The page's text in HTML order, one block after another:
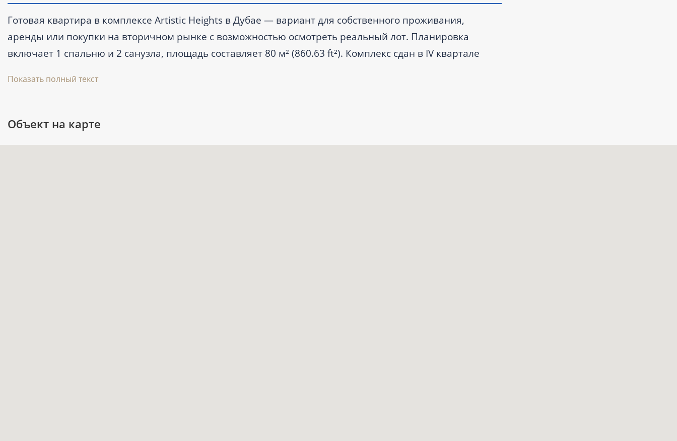
Готовая квартира в комплексе Artistic Heights в Дубае — вариант для собственного проживания,
аренды или покупки на вторичном рынке с возможностью осмотреть реальный лот. Планировка
включает 1 спальню и 2 санузла, площадь составляет 80 м² (860.63 ft²). Комплекс сдан в IV квартале
бассейн, лифт и парковка. Цену уточняйте у специалиста.
Ключевые характеристики
Тип: квартира с 1 спальней и 2 санузлами.
Показать полный текст
Объект на карте